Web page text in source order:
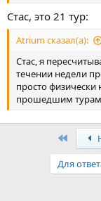
Стас, это 21 тур:
Atrium сказал(а):
Стас, я
течении недели
просто
прошедшим
Для